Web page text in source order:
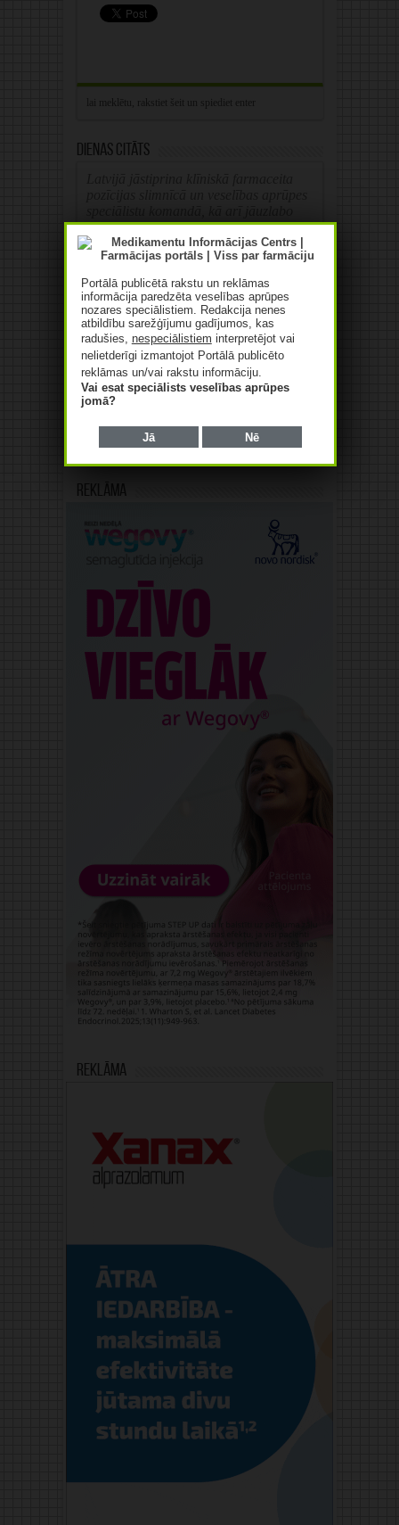
Dienas citāts
informācijas apmaiņa ar ārstiem.
LFB prezidente Zane Melberga
Reklāma
Reklāma
Reklāma
Portālā publicētā rakstu un reklāmas
informācija paredzēta veselības aprūpes
nozares speciālistiem. Redakcija nenes
atbildību sarežģījumu gadījumos, kas
radušies, nespeciālistiem interpretējot vai
nelietderīgi izmantojot Portālā publicēto
reklāmas un/vai rakstu informāciju.
Vai esat speciālists veselības aprūpes
jomā?
Jā Nē